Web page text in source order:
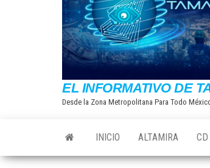
EL INFORMATIVO DE
Desde la Zona Metropolitana Para Todo
INICIO ALTAMIRA CD